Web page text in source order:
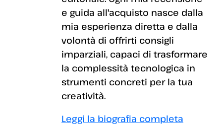
e guida all'acquisto nasce dalla
mia esperienza diretta e dalla
volontà di offrirti consigli
imparziali, capaci di trasformare
la complessità tecnologica in
strumenti concreti per la tua
creatività.
Leggi la biografia completa